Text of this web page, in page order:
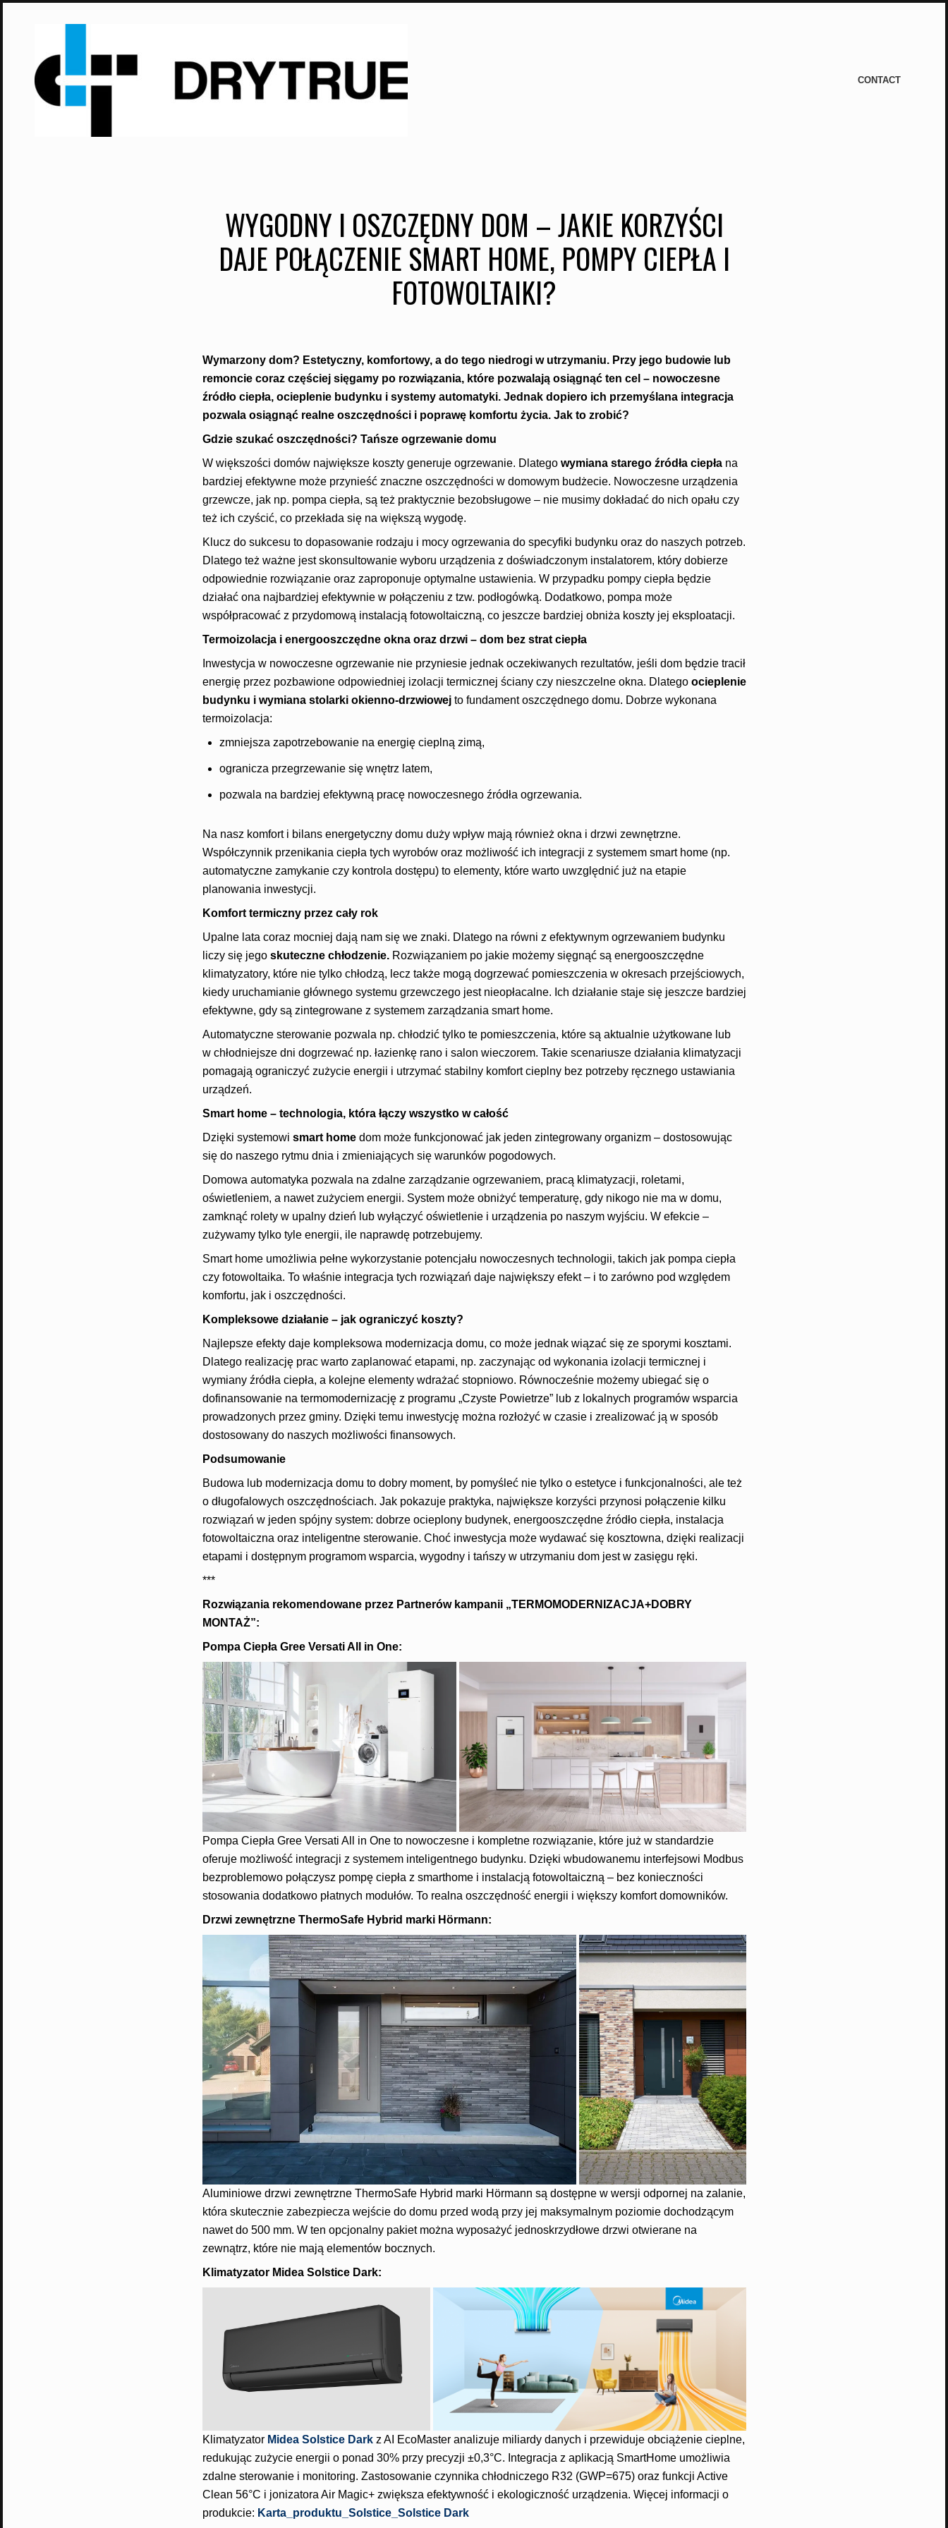
Skip
CONTACT
WYGODNY I OSZCZĘDNY DOM – JAKIE KORZYŚCI
DAJE POŁĄCZENIE SMART HOME, POMPY CIEPŁA I
FOTOWOLTAIKI?
Wymarzony dom? Estetyczny, komfortowy, a do tego niedrogi w utrzymaniu. Przy jego budowie lub
remoncie coraz częściej sięgamy po rozwiązania, które pozwalają osiągnąć ten cel – nowoczesne
źródło ciepła, ocieplenie budynku i systemy automatyki. Jednak dopiero ich przemyślana integracja
pozwala osiągnąć realne oszczędności i poprawę komfortu życia. Jak to zrobić?
Gdzie szukać oszczędności? Tańsze ogrzewanie domu
W większości domów największe koszty generuje ogrzewanie. Dlatego wymiana starego źródła ciepłana
bardziej efektywne może przynieść znaczne oszczędności w domowym budżecie. Nowoczesne urządzenia
grzewcze, jak np. pompa ciepła, są też praktycznie bezobsługowe – nie musimy dokładać do nich opału czy
też ich czyścić, co przekłada się na większą wygodę.
Klucz do sukcesu to dopasowanie rodzaju i mocy ogrzewania do specyfiki budynku oraz do naszych potrzeb.
Dlatego też ważne jest skonsultowanie wyboru urządzenia z doświadczonym instalatorem, który dobierze
odpowiednie rozwiązanie oraz zaproponuje optymalne ustawienia. W przypadku pompy ciepła będzie
działać ona najbardziej efektywnie w połączeniu z tzw. podłogówką. Dodatkowo, pompa może
współpracować z przydomową instalacją fotowoltaiczną, co jeszcze bardziej obniża koszty jej eksploatacji.
Termoizolacja i energooszczędne okna oraz drzwi – dom bez strat ciepła
Inwestycja w nowoczesne ogrzewanie nie przyniesie jednak oczekiwanych rezultatów, jeśli dom będzie tracił
energię przez pozbawione odpowiedniej izolacji termicznej ściany czy nieszczelne okna. Dlatego ocieplenie
budynku i wymiana stolarki okienno-drzwiowejto fundament oszczędnego domu. Dobrze wykonana
termoizolacja:
zmniejsza zapotrzebowanie na energię cieplną zimą,
ogranicza przegrzewanie się wnętrz latem,
pozwala na bardziej efektywną pracę nowoczesnego źródła ogrzewania.
Na nasz komfort i bilans energetyczny domu duży wpływ mają również okna i drzwi zewnętrzne.
Współczynnik przenikania ciepła tych wyrobów oraz możliwość ich integracji z systemem smart home (np.
automatyczne zamykanie czy kontrola dostępu) to elementy, które warto uwzględnić już na etapie
planowania inwestycji.
Komfort termiczny przez cały rok
Upalne lata coraz mocniej dają nam się we znaki. Dlatego na równi z efektywnym ogrzewaniem budynku
liczy się jego skuteczne chłodzenie.Rozwiązaniem po jakie możemy sięgnąć są energooszczędne
klimatyzatory, które nie tylko chłodzą, lecz także mogą dogrzewać pomieszczenia w okresach przejściowych,
kiedy uruchamianie głównego systemu grzewczego jest nieopłacalne. Ich działanie staje się jeszcze bardziej
efektywne, gdy są zintegrowane z systemem zarządzania smart home.
Automatyczne sterowanie pozwala np. chłodzić tylko te pomieszczenia, które są aktualnie użytkowane lub
w chłodniejsze dni dogrzewać np. łazienkę rano i salon wieczorem. Takie scenariusze działania klimatyzacji
pomagają ograniczyć zużycie energii i utrzymać stabilny komfort cieplny bez potrzeby ręcznego ustawiania
urządzeń.
Smart home – technologia, która łączy wszystko w całość
Dzięki systemowi smart homedom może funkcjonować jak jeden zintegrowany organizm – dostosowując
się do naszego rytmu dnia i zmieniających się warunków pogodowych.
Domowa automatyka pozwala na zdalne zarządzanie ogrzewaniem, pracą klimatyzacji, roletami,
oświetleniem, a nawet zużyciem energii. System może obniżyć temperaturę, gdy nikogo nie ma w domu,
zamknąć rolety w upalny dzień lub wyłączyć oświetlenie i urządzenia po naszym wyjściu. W efekcie –
zużywamy tylko tyle energii, ile naprawdę potrzebujemy.
Smart home umożliwia pełne wykorzystanie potencjału nowoczesnych technologii, takich jak pompa ciepła
czy fotowoltaika. To właśnie integracja tych rozwiązań daje największy efekt – i to zarówno pod względem
komfortu, jak i oszczędności.
Kompleksowe działanie – jak ograniczyć koszty?
Najlepsze efekty daje kompleksowa modernizacja domu, co może jednak wiązać się ze sporymi kosztami.
Dlatego realizację prac warto zaplanować etapami, np. zaczynając od wykonania izolacji termicznej i
wymiany źródła ciepła, a kolejne elementy wdrażać stopniowo. Równocześnie możemy ubiegać się o
dofinansowanie na termomodernizację z programu „Czyste Powietrze” lub z lokalnych programów wsparcia
prowadzonych przez gminy. Dzięki temu inwestycję można rozłożyć w czasie i zrealizować ją w sposób
dostosowany do naszych możliwości finansowych.
Podsumowanie
Budowa lub modernizacja domu to dobry moment, by pomyśleć nie tylko o estetyce i funkcjonalności, ale też
o długofalowych oszczędnościach. Jak pokazuje praktyka, największe korzyści przynosi połączenie kilku
rozwiązań w jeden spójny system: dobrze ocieplony budynek, energooszczędne źródło ciepła, instalacja
fotowoltaiczna oraz inteligentne sterowanie. Choć inwestycja może wydawać się kosztowna, dzięki realizacji
etapami i dostępnym programom wsparcia, wygodny i tańszy w utrzymaniu dom jest w zasięgu ręki.
***
Rozwiązania rekomendowane przez Partnerów kampanii „TERMOMODERNIZACJA+DOBRY
MONTAŻ”:
Pompa Ciepła Gree Versati All in One:
Pompa Ciepła Gree Versati All in One to nowoczesne i kompletne rozwiązanie, które już w standardzie
oferuje możliwość integracji z systemem inteligentnego budynku. Dzięki wbudowanemu interfejsowi Modbus
bezproblemowo połączysz pompę ciepła z smarthome i instalacją fotowoltaiczną – bez konieczności
stosowania dodatkowo płatnych modułów. To realna oszczędność energii i większy komfort domowników.
Drzwi zewnętrzne ThermoSafe Hybrid marki Hörmann:
Aluminiowe drzwi zewnętrzne ThermoSafe Hybrid marki Hörmann są dostępne w wersji odpornej na zalanie,
która skutecznie zabezpiecza wejście do domu przed wodą przy jej maksymalnym poziomie dochodzącym
nawet do 500 mm. W ten opcjonalny pakiet można wyposażyć jednoskrzydłowe drzwi otwierane na
zewnątrz, które nie mają elementów bocznych.
Klimatyzator Midea Solstice Dark:
Klimatyzator Midea Solstice Darkz AI EcoMaster analizuje miliardy danych i przewiduje obciążenie cieplne,
redukując zużycie energii o ponad 30% przy precyzji ±0,3°C. Integracja z aplikacją SmartHome umożliwia
zdalne sterowanie i monitoring. Zastosowanie czynnika chłodniczego R32 (GWP=675) oraz funkcji Active
Clean 56°C i jonizatora Air Magic+ zwiększa efektywność i ekologiczność urządzenia. Więcej informacji o
produkcie: Karta_produktu_Solstice_Solstice Dark